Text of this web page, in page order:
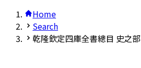
Home
Search
乾隆欽定四庫全書總目 史之部